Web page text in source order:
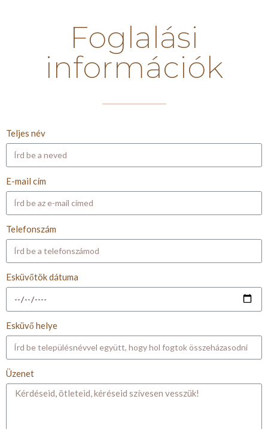
Foglalási
információk
Teljes név
E-mail cím
Telefonszám
Esküvőtök dátuma
Esküvő helye
Üzenet